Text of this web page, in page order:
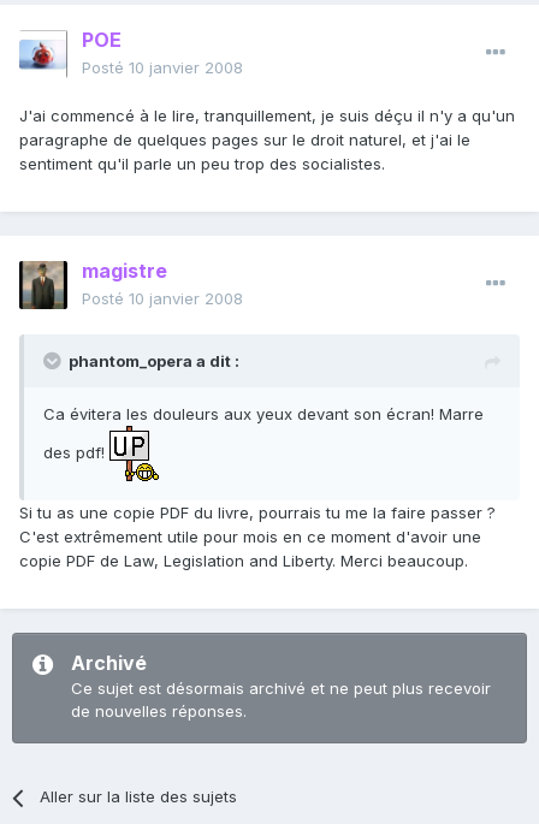
POE
Posté 10 janvier 2008
J'ai commencé à le lire, tranquillement, je suis déçu il n'y a qu'un
paragraphe de quelques pages sur le droit naturel, et j'ai le
sentiment qu'il parle un peu trop des socialistes.
magistre
Posté 10 janvier 2008
phantom_opera a dit :
Ca évitera les douleurs aux yeux devant son écran! Marre
des pdf!
Si tu as une copie PDF du livre, pourrais tu me la faire passer ?
C'est extrêmement utile pour mois en ce moment d'avoir une
copie PDF de Law, Legislation and Liberty. Merci beaucoup.
Archivé
Ce sujet est désormais archivé et ne peut plus recevoir
de nouvelles réponses.
Aller sur la liste des sujets